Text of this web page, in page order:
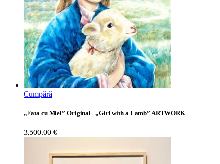
Cumpără
„Fata cu Miel” Original | „Girl with a Lamb” ARTWORK
3,500.00 €